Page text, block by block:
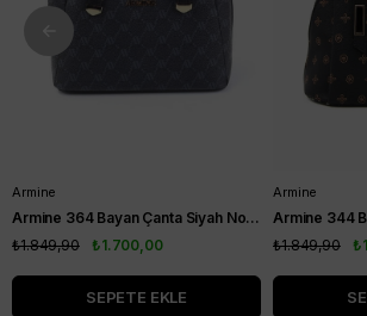
Armine
Armine 364 Bayan Çanta Siyah Noktalı
₺1.700,00
₺1.849,90
SEPETE EKLE
Armine
₺1.849,90